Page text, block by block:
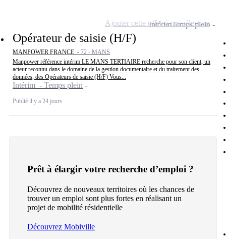
Opérateur de saisie (H/F)
MANPOWER FRANCE - 72 - MANS
Manpower référence intérim LE MANS TERTIAIRE recherche pour son client, un
acteur reconnu dans le domaine de la gestion documentaire et du traitement des
données, des Opérateurs de saisie (H/F) Vous...
Intérim - Temps plein
Publié il y a 24 jours
IntérimTemps plein
Ajouter cette offre à ma sélection
Prêt à élargir votre recherche d’emploi ?
Découvrez de nouveaux territoires où les chances de
trouver un emploi sont plus fortes en réalisant un
projet de mobilité résidentielle
Découvrez Mobiville